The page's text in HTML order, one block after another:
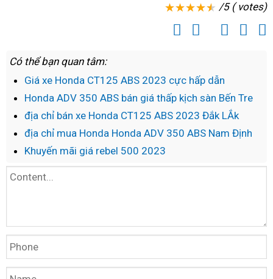
Thái
Nguyên
Kawasaki
thành
phố
Vinh
giá
Z900
Lào
Cai
chính
xác
nhất
/5 ( votes)
Có thể bạn quan tâm:
Giá xe Honda CT125 ABS 2023 cực hấp dẫn
Honda ADV 350 ABS bán giá thấp kịch sàn Bến Tre
địa chỉ bán xe Honda CT125 ABS 2023 Đắk LẮk
địa chỉ mua Honda Honda ADV 350 ABS Nam Định
Khuyến mãi giá rebel 500 2023